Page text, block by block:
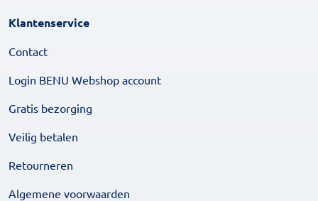
Klantenservice
Contact
Login BENU Webshop account
Gratis bezorging
Veilig betalen
Retourneren
Algemene voorwaarden